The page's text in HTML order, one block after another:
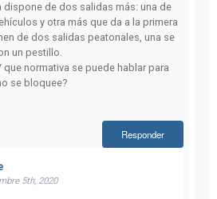
dispone de dos salidas más: una de
y otra más que da a la primera
de dos salidas peatonales, una se
un pestillo.
que normativa se puede hablar para
se bloquee?
Responder
5th, 2020